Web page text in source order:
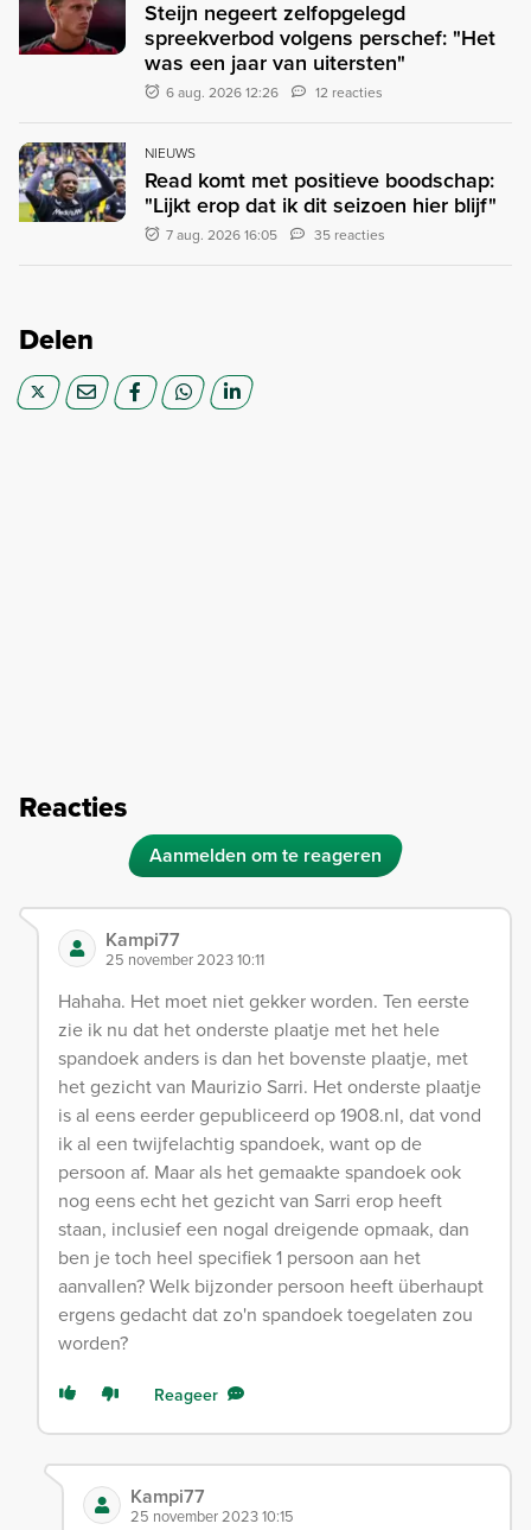
Steijn negeert zelfopgelegd
spreekverbod volgens perschef: "Het
was een jaar van uitersten"
6 aug. 2026 12:26 12 reacties
NIEUWS
Read komt met positieve boodschap:
"Lijkt erop dat ik dit seizoen hier blijf"
7 aug. 2026 16:05 35 reacties
Delen
Reacties
Aanmelden om te reageren
Kampi77
25 november 2023 10:11
Hahaha. Het moet niet gekker worden. Ten eerste
zie ik nu dat het onderste plaatje met het hele
spandoek anders is dan het bovenste plaatje, met
het gezicht van Maurizio Sarri. Het onderste plaatje
is al eens eerder gepubliceerd op 1908.nl, dat vond
ik al een twijfelachtig spandoek, want op de
persoon af. Maar als het gemaakte spandoek ook
nog eens echt het gezicht van Sarri erop heeft
staan, inclusief een nogal dreigende opmaak, dan
ben je toch heel specifiek 1 persoon aan het
aanvallen? Welk bijzonder persoon heeft überhaupt
ergens gedacht dat zo'n spandoek toegelaten zou
worden?
Reageer
Kampi77
25 november 2023 10:15